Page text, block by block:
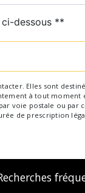
ci-dessous **
Elles sont
à tout
voie postale ou
de prescription